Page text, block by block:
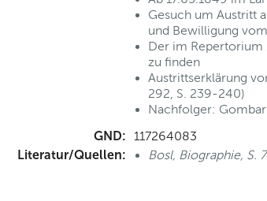
Gesuch um Austritt
und Bewilligung vom
Der im Repertorium
zu finden
Austrittserklärung
292, S. 239-240)
Nachfolger:
GND: 117264083
Literatur/Quellen: Bosl, Biographie, S.